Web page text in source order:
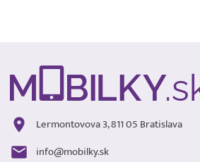
Lermontovova 3, 811 05 Bratislava
info@mobilky.sk